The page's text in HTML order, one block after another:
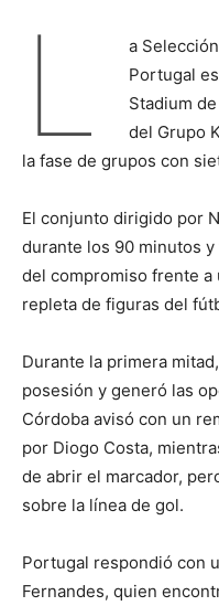
L
a
Portugal
Stadium
del Grupo
la fase de grupos con
El conjunto dirigido por
durante los 90 minutos
del compromiso frente
repleta de figuras del
Durante la primera
posesión y generó las
Córdoba avisó con un
por Diogo Costa,
de abrir el marcador,
sobre la línea de gol.
Portugal respondió con
Fernandes, quien